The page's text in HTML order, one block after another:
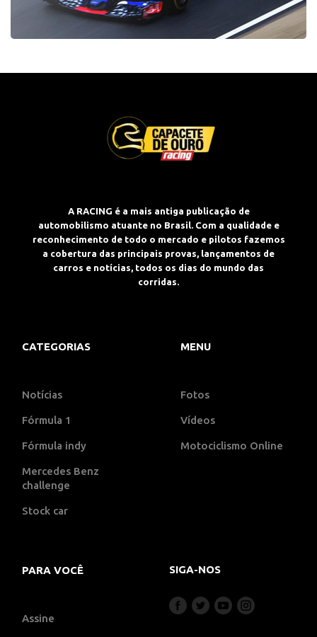
A RACING é a mais antiga publicação de
automobilismo atuante no Brasil. Com a qualidade e
reconhecimento de todo o mercado e pilotos fazemos
a cobertura das principais provas, lançamentos de
carros e notícias, todos os dias do mundo das
corridas.
CATEGORIAS
Notícias
Fórmula 1
Fórmula indy
Mercedes Benz
challenge
Stock car
MENU
Fotos
Vídeos
Motociclismo Online
PARA VOCÊ
Assine
SIGA-NOS